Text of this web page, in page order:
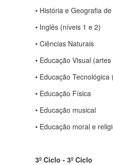
• História e Geografia
• Inglês (níveis 1 e 2)
• Ciências Naturais
• Educação Visual
• Educação Tecnológica
• Educação Física
• Educação musical
• Educação moral e
3º Ciclo - 3º Ciclo